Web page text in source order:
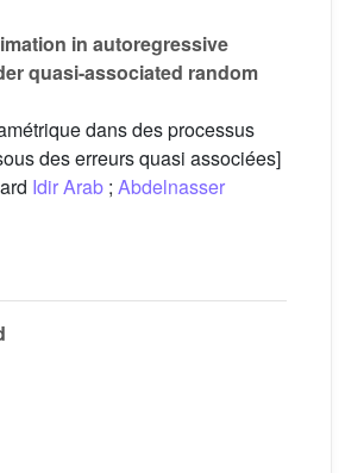
in autoregressive
quasi-associated random
dans des processus
des erreurs quasi associées]
Idir Arab ; Abdelnasser